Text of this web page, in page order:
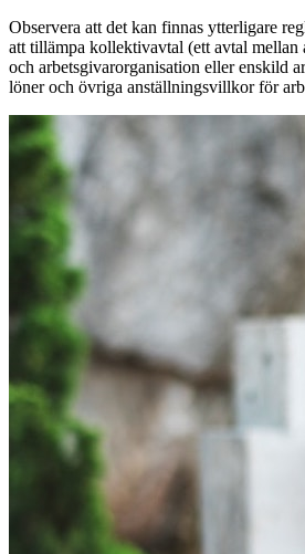
Observera att det kan finnas ytterligare
att tillämpa kollektivavtal (ett avtal mellan
och arbetsgivarorganisation eller enskild
löner och övriga anställningsvillkor för